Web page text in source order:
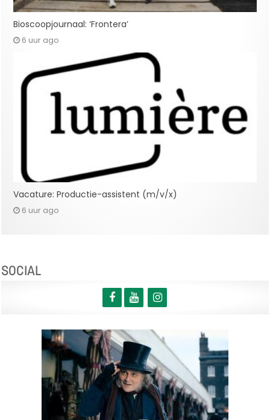
Bioscoopjournaal: ‘Frontera’
6 uur ago
Vacature: Productie-assistent (m/v/x)
6 uur ago
SOCIAL